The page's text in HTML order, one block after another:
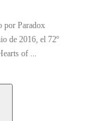
por Paradox
de 2016, el 72º
of ...